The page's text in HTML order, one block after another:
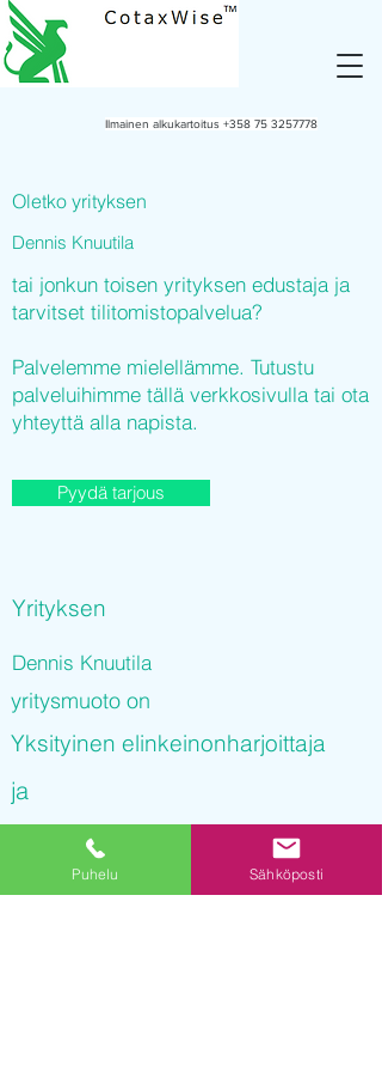
Ilmainen alkukartoitus +358 75 3257778
Oletko yrityksen
Dennis Knuutila
tai jonkun toisen yrityksen edustaja ja
tarvitset tilitomistopalvelua?
Palvelemme mielellämme. Tutustu
palveluihimme tällä verkkosivulla tai ota
yhteyttä alla napista.
Pyydä tarjous
Yrityksen
Dennis Knuutila
yritysmuoto on
Yksityinen elinkeinonharjoittaja
ja
Dennis Knuutila
on rekisteröity kaupparekisteriin
Puhelu Sähköposti